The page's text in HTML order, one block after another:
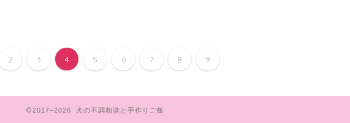
2 3 4 5 6 7 8 9
2017–2026 犬の不調相談と手作りご飯